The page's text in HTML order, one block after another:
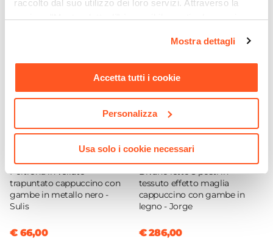
raccolto dal suo utilizzo dei loro servizi. Attraverso la
sezione "Mostra dettagli" è possibile gestire le proprie
momento. Per maggiori informazioni si invita a leggere la
nostraCookie Policy.
Mostra dettagli
Accetta tutti i cookie
Personalizza
Usa solo i cookie necessari
Posti A Sedere
Poltrona in velluto
trapuntato cappuccino con
gambe in metallo nero -
Sulis
€ 66,00
CODICE:JR-3C
Divano letto 3 posti in
tessuto effetto maglia
cappuccino con gambe in
legno - Jorge
€ 286,00